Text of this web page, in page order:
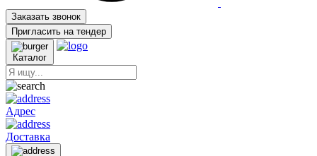
Заказать звонок
Пригласить на тендер
Каталог
Адрес
Доставка